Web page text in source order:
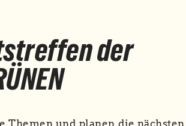
der
und planen die nächsten